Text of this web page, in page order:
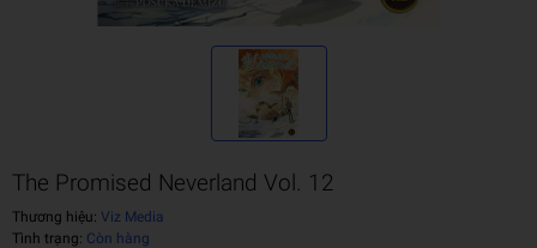
The Promised Neverland Vol. 12
Thương hiệu: Viz Media
Tình trạng: Còn hàng